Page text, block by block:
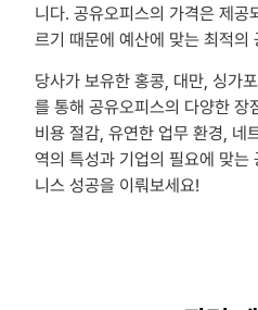
니다. 공유오피스의 가격은 제공
르기 때문에 예산에 맞는 최적의
당사가 보유한 홍콩, 대만, 싱가
를 통해 공유오피스의 다양한 장
비용 절감, 유연한 업무 환경, 네
역의 특성과 기업의 필요에 맞는
니스 성공을 이뤄보세요!